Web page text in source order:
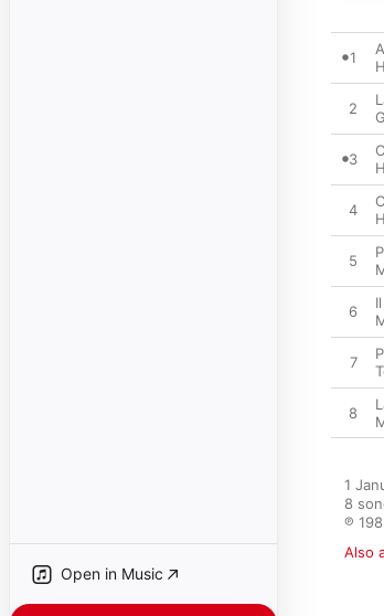
Open in Music
1
2
3
4
5
6
7
8
1
8
℗
Also